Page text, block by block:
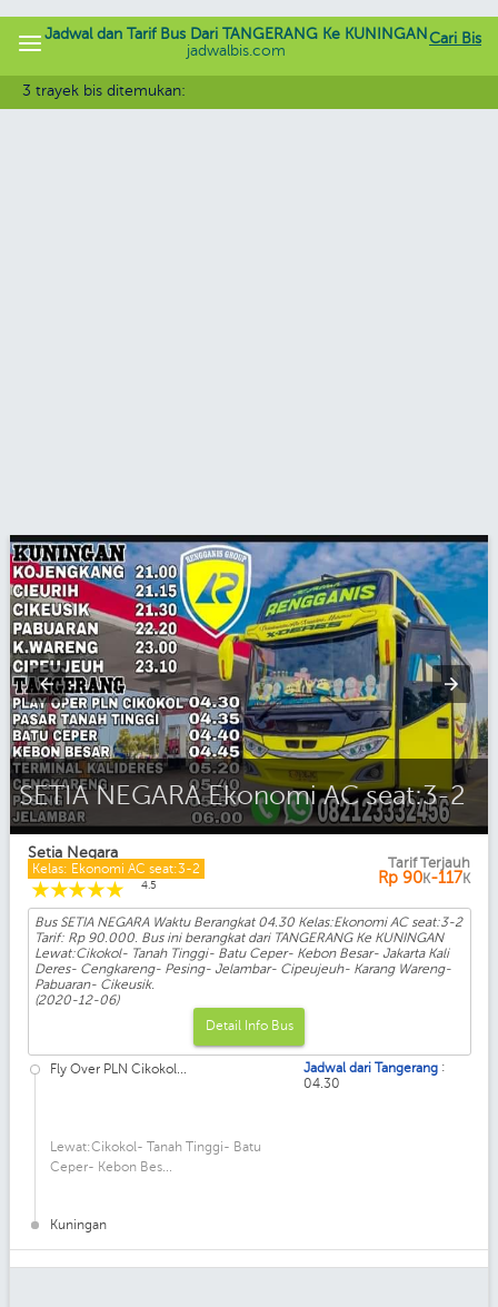
Cari Bis
Jadwal dan Tarif Bus Dari TANGERANG Ke KUNINGAN
jadwalbis.com
3 trayek bis ditemukan:
SETIA NEGARA Ekonomi AC seat:3-2
Setia Negara
Kelas: Ekonomi AC seat:3-2
☆
☆
☆
☆
☆ 4.5
Tarif Terjauh
Rp 90K-117K
Bus SETIA NEGARA Waktu Berangkat 04.30 Kelas:Ekonomi AC seat:3-2
Tarif: Rp 90.000. Bus ini berangkat dari TANGERANG Ke KUNINGAN
Lewat:Cikokol- Tanah Tinggi- Batu Ceper- Kebon Besar- Jakarta Kali
Deres- Cengkareng- Pesing- Jelambar- Cipeujeuh- Karang Wareng-
Pabuaran- Cikeusik.
(2020-12-06)
Detail Info Bus
Fly Over PLN Cikokol...
Lewat:Cikokol- Tanah Tinggi- Batu
Ceper- Kebon Bes...
Kuningan
Jadwal dari Tangerang :
04.30